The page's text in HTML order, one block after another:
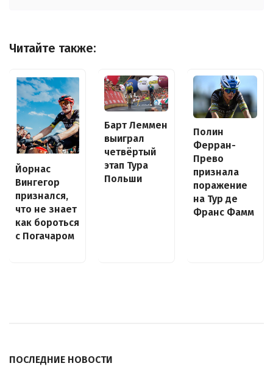
Читайте также:
Йорнас
Вингегор
признался,
что не знает
как бороться
с Погачаром
Барт Леммен
выиграл
четвёртый
этап Тура
Польши
Полин
Ферран-
Прево
признала
поражение
на Тур де
Франс Фамм
ПОСЛЕДНИЕ НОВОСТИ